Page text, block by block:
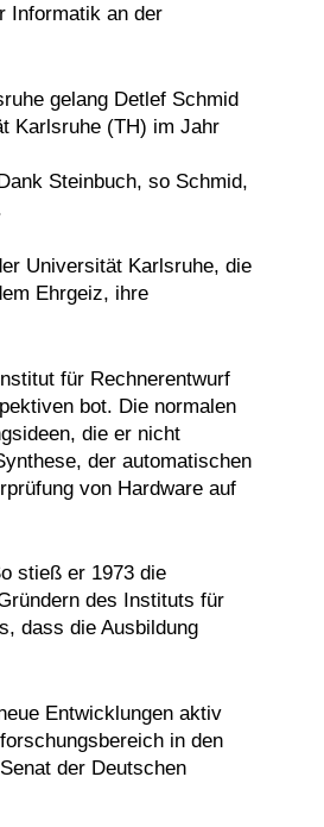
Informatik an der
gelang Detlef Schmid
Karlsruhe (TH) im Jahr
Steinbuch, so Schmid,
Universität Karlsruhe, die
Ehrgeiz, ihre
für Rechnerentwurf
bot. Die normalen
die er nicht
der automatischen
von Hardware auf
stieß er 1973 die
des Instituts für
dass die Ausbildung
Entwicklungen aktiv
in den
der Deutschen